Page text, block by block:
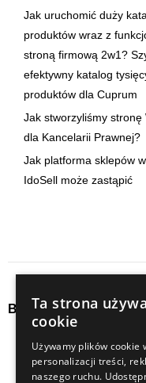
Jak uruchomić duży
produktów wraz z
stroną firmową 2w1?
efektywny katalog
produktów dla Cuprum
Jak stworzyliśmy stronę
dla Kancelarii Prawnej?
Jak platforma sklepów
IdoSell może zastąpić
Baza wiedzy
audyty
content
Ta strona
cookie
Używamy plików cookie
personalizacji treści,
naszego ruchu.